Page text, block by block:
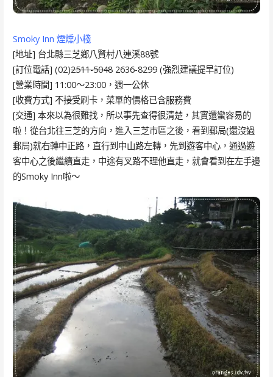
Smoky Inn 煙燻小棧
[地址] 台北縣三芝鄉八賢村八連溪88號
[訂位電話] (02)2511-50482636-8299 (強烈建議提早訂位)
[營業時間] 11:00～23:00，週一公休
[收費方式] 不接受刷卡，菜單的價格已含服務費
[交通] 本來以為很難找，所以事先查得很清楚，其實還蠻容易的
啦！從台北往三芝的方向，進入三芝市區之後，看到郵局(還沒過
郵局)就右轉中正路，直行到中山路左轉，先到遊客中心，通過遊
客中心之後繼續直走，中途有叉路不理他直走，就會看到在左手邊
的Smoky Inn啦～